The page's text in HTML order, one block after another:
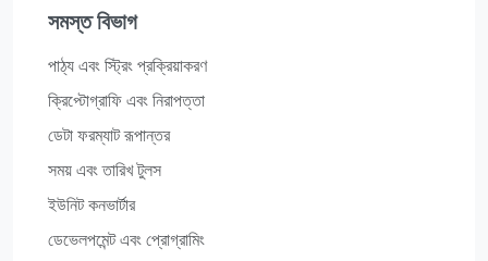
সমস্ত বিভাগ
পাঠ্য এবং স্ট্রিং প্রক্রিয়াকরণ
ক্রিপ্টোগ্রাফি এবং নিরাপত্তা
ডেটা ফরম্যাট রূপান্তর
সময় এবং তারিখ টুলস
ইউনিট কনভার্টার
ডেভেলপমেন্ট এবং প্রোগ্রামিং